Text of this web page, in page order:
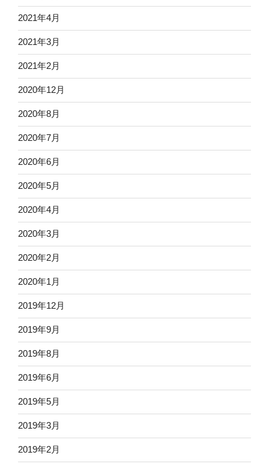
2021年4月
2021年3月
2021年2月
2020年12月
2020年8月
2020年7月
2020年6月
2020年5月
2020年4月
2020年3月
2020年2月
2020年1月
2019年12月
2019年9月
2019年8月
2019年6月
2019年5月
2019年3月
2019年2月